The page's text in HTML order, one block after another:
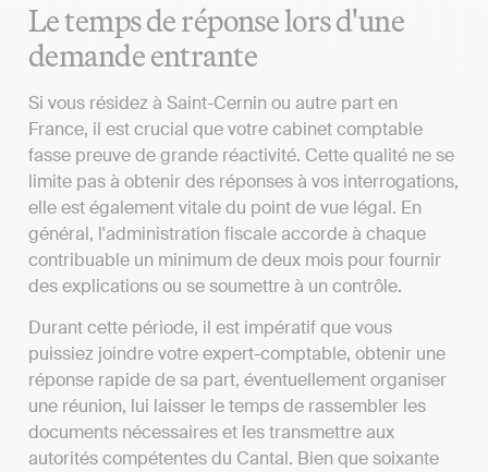
Le temps de réponse lors d'une
demande entrante
Si vous résidez à Saint-Cernin ou autre part en
France, il est crucial que votre cabinet comptable
fasse preuve de grande réactivité. Cette qualité ne se
limite pas à obtenir des réponses à vos interrogations,
elle est également vitale du point de vue légal. En
général, l'administration fiscale accorde à chaque
contribuable un minimum de deux mois pour fournir
des explications ou se soumettre à un contrôle.
Durant cette période, il est impératif que vous
puissiez joindre votre expert-comptable, obtenir une
réponse rapide de sa part, éventuellement organiser
une réunion, lui laisser le temps de rassembler les
documents nécessaires et les transmettre aux
autorités compétentes du Cantal. Bien que soixante